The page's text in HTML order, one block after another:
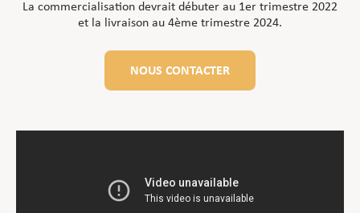
La commercialisation devrait débuter au 1er trimestre 2022
et la livraison au 4ème trimestre 2024.
NOUS CONTACTER